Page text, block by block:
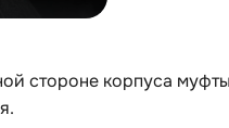
стороне корпуса